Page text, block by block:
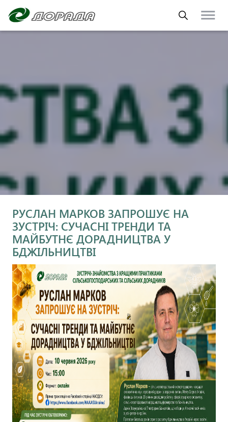
РУСЛАН МАРКОВ ЗАПРОШУЄ НА
ЗУСТРІЧ: СУЧАСНІ ТРЕНДИ ТА
МАЙБУТНЄ ДОРАДНИЦТВА У
БДЖІЛЬНИЦТВІ